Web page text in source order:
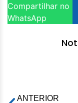
Compartilhar no
WhatsApp
ANTERIOR